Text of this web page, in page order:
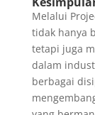
Melalui
tidak hanya
tetapi juga
dalam
berbagai